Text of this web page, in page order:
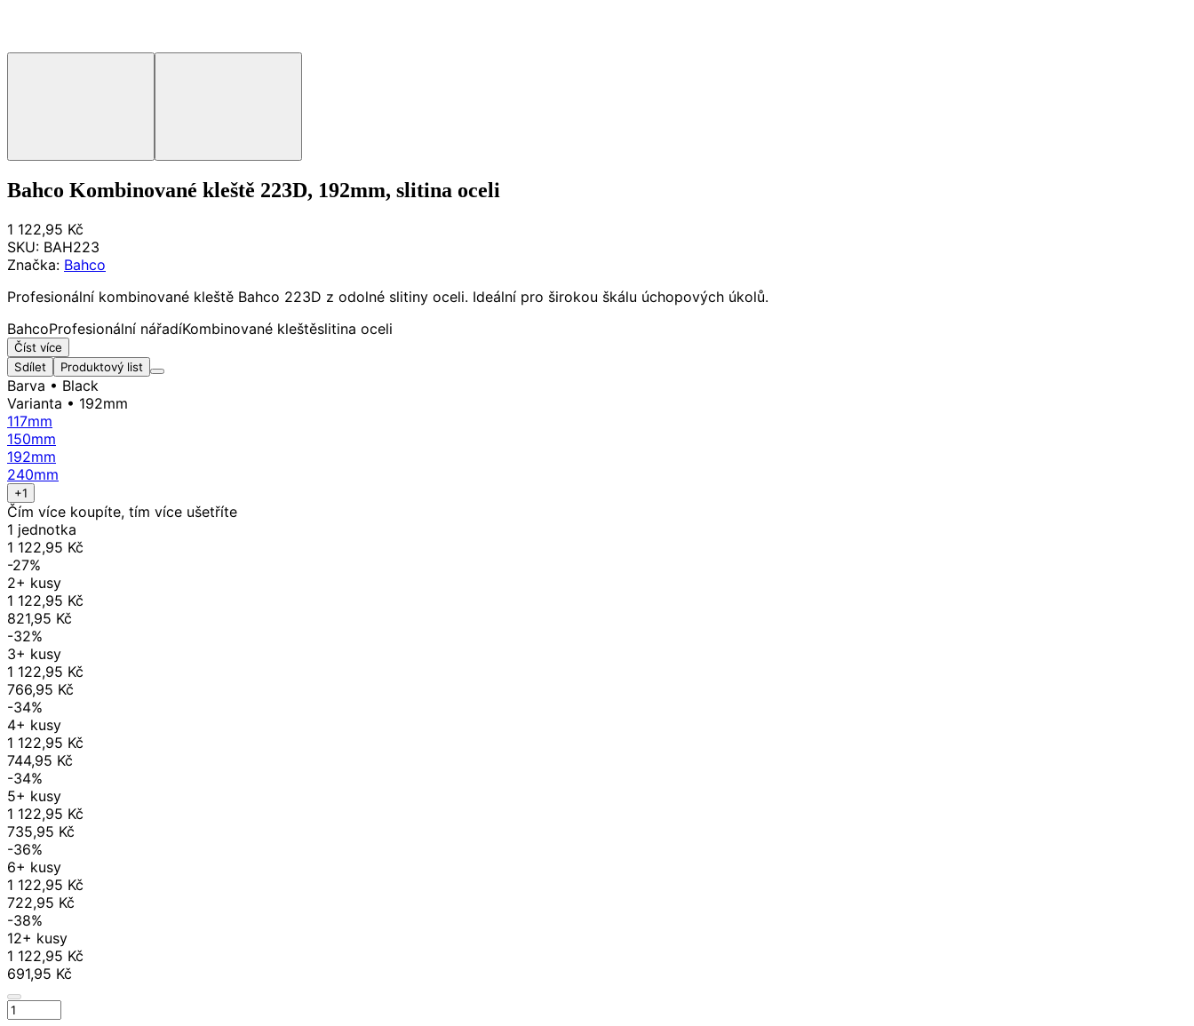
Bahco Kombinované kleště 223D, 192mm, slitina oceli
1 122,95 Kč
SKU: BAH223
Značka: Bahco
Profesionální kombinované kleště Bahco 223D z odolné slitiny oceli. Ideální pro širokou škálu úchopových úkolů.
BahcoProfesionální nářadíKombinované kleštěslitina oceli
Číst více
Sdílet
Produktový list
Barva • Black
Varianta • 192mm
117mm
150mm
192mm
240mm
+1
Čím více koupíte, tím více ušetříte
1 jednotka
1 122,95 Kč
-27%
2+ kusy
1 122,95 Kč
821,95 Kč
-32%
3+ kusy
1 122,95 Kč
766,95 Kč
-34%
4+ kusy
1 122,95 Kč
744,95 Kč
-34%
5+ kusy
1 122,95 Kč
735,95 Kč
-36%
6+ kusy
1 122,95 Kč
722,95 Kč
-38%
12+ kusy
1 122,95 Kč
691,95 Kč